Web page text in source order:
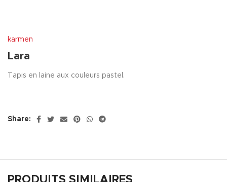
karmen
Lara
Tapis en laine aux couleurs pastel.
Share: